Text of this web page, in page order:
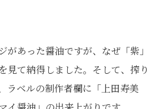
があった醤油ですが、なぜ「紫」
見て納得しました。そして、搾り
ラベルの制作者欄に「上田寿美